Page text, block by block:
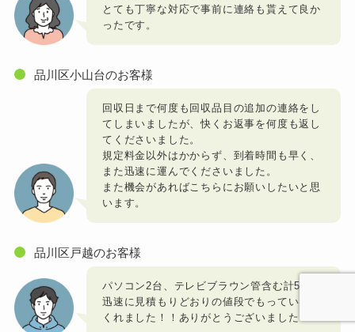
とても丁寧な対応で事前に連絡も貰えて良か
ったです。
品川区小山台のお客様
回収日まで何度も回収品目の追加の連絡をし
てしまいましたが、快くお返事を何度も返し
てくださいました。
規定料金以外はかからず、到着時間も早く、
また迅速に運んでくださいました。
また機会があればこちらにお願いしたいと思
います。
品川区戸越のお客様
パソコン2台、テレビブラウン管含む計5台！
迅速に見積もりどおりの値段でもっていって
くれました！！ありがとうございました！